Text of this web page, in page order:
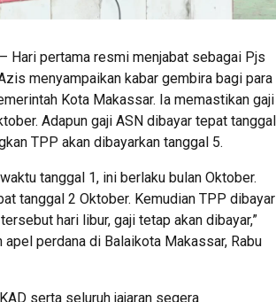
– Hari pertama resmi menjabat sebagai Pjs
menyampaikan kabar gembira bagi para
Kota Makassar. Ia memastikan gaji
Adapun gaji ASN dibayar tepat tanggal
TPP akan dibayarkan tanggal 5.
tanggal 1, ini berlaku bulan Oktober.
tanggal 2 Oktober. Kemudian TPP dibayar
hari libur, gaji tetap akan dibayar,”
perdana di Balaikota Makassar, Rabu
serta seluruh jajaran segera